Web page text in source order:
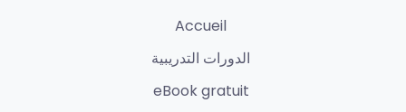
Accueil
الدورات التدريبية
eBook gratuit